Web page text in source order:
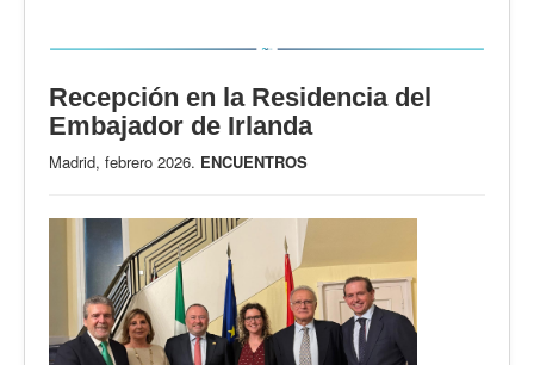
Recepción en la Residencia del
Embajador de Irlanda
Madrid, febrero 2026. ENCUENTROS